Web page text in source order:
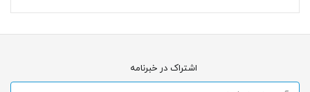
اشتراک در خبرنامه